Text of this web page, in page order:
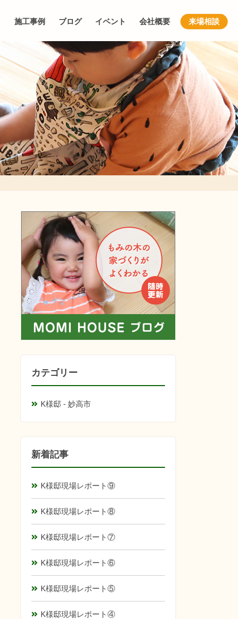
施工事例 ブログ イベント 会社概要 来場相談
カテゴリー
K様邸 - 妙高市
新着記事
K様邸現場レポート⑨
K様邸現場レポート⑧
K様邸現場レポート⑦
K様邸現場レポート⑥
K様邸現場レポート⑤
K様邸現場レポート④